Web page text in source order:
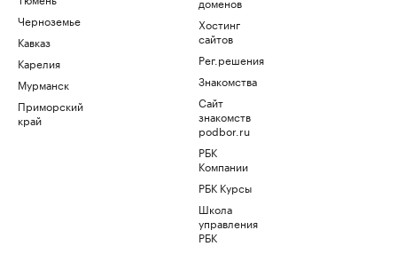
Черноземье
Кавказ
Карелия
Мурманск
Приморский
край
Хостинг
сайтов
Рег.решения
Знакомства
Сайт
знакомств
podbor.ru
РБК
Компании
РБК Курсы
Школа
управления
РБК